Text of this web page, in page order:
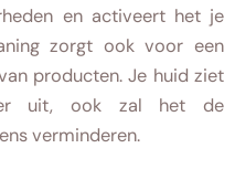
en activeert het je
zorgt ook voor een
producten. Je huid ziet
uit, ook zal het de
verminderen.